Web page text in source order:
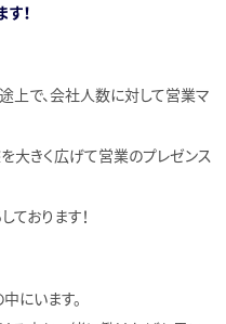
！
上で、会社人数に対して営業マ
大きく広げて営業のプレゼンス
ております！
にいます。